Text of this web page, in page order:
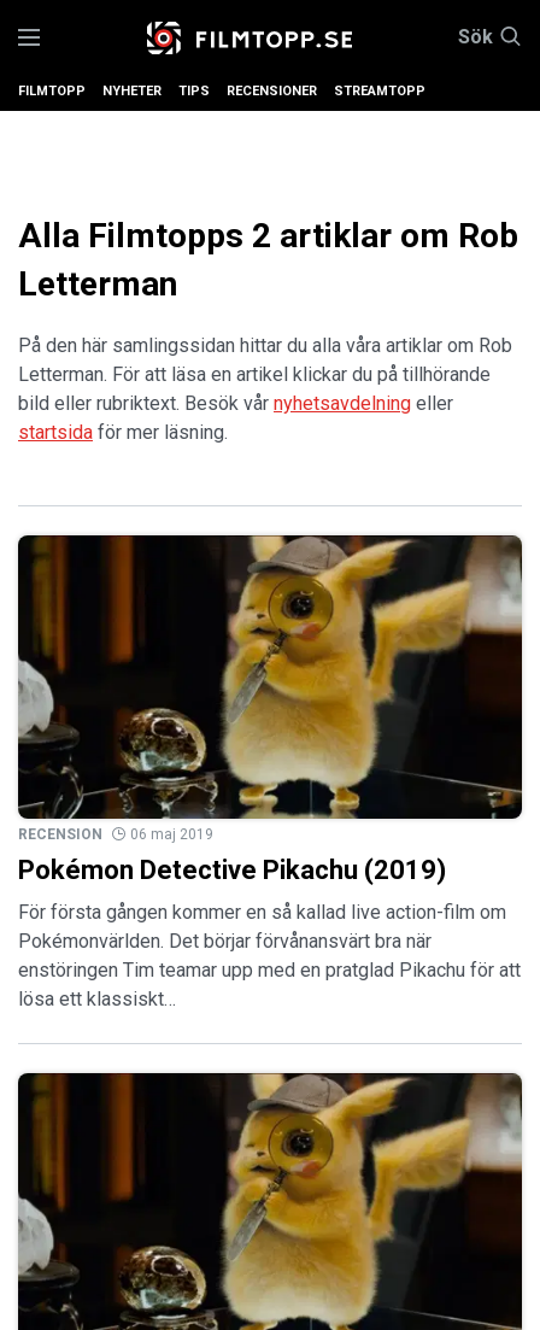
Sök
FILMTOPP NYHETER TIPS RECENSIONER STREAMTOPP
Alla Filmtopps 2 artiklar om Rob
Letterman
På den här samlingssidan hittar du alla våra artiklar om Rob
Letterman. För att läsa en artikel klickar du på tillhörande
bild eller rubriktext. Besök vår nyhetsavdelning eller
startsida för mer läsning.
RECENSION 06 maj 2019
Pokémon Detective Pikachu (2019)
För första gången kommer en så kallad live action-film om
Pokémonvärlden. Det börjar förvånansvärt bra när
enstöringen Tim teamar upp med en pratglad Pikachu för att
lösa ett klassiskt…